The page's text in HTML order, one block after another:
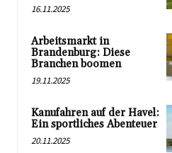
16.11.2025
Arbeitsmarkt in
Brandenburg: Diese
Branchen boomen
19.11.2025
Kanufahren auf der Havel:
Ein sportliches Abenteuer
20.11.2025